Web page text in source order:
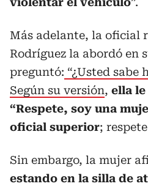
Más adelante, la oficial
Rodríguez la abordó en
preguntó: “¿Usted sabe
Según su versión, ella
“Respete, soy una
oficial superior;
Sin embargo, la mujer
estando en la silla de